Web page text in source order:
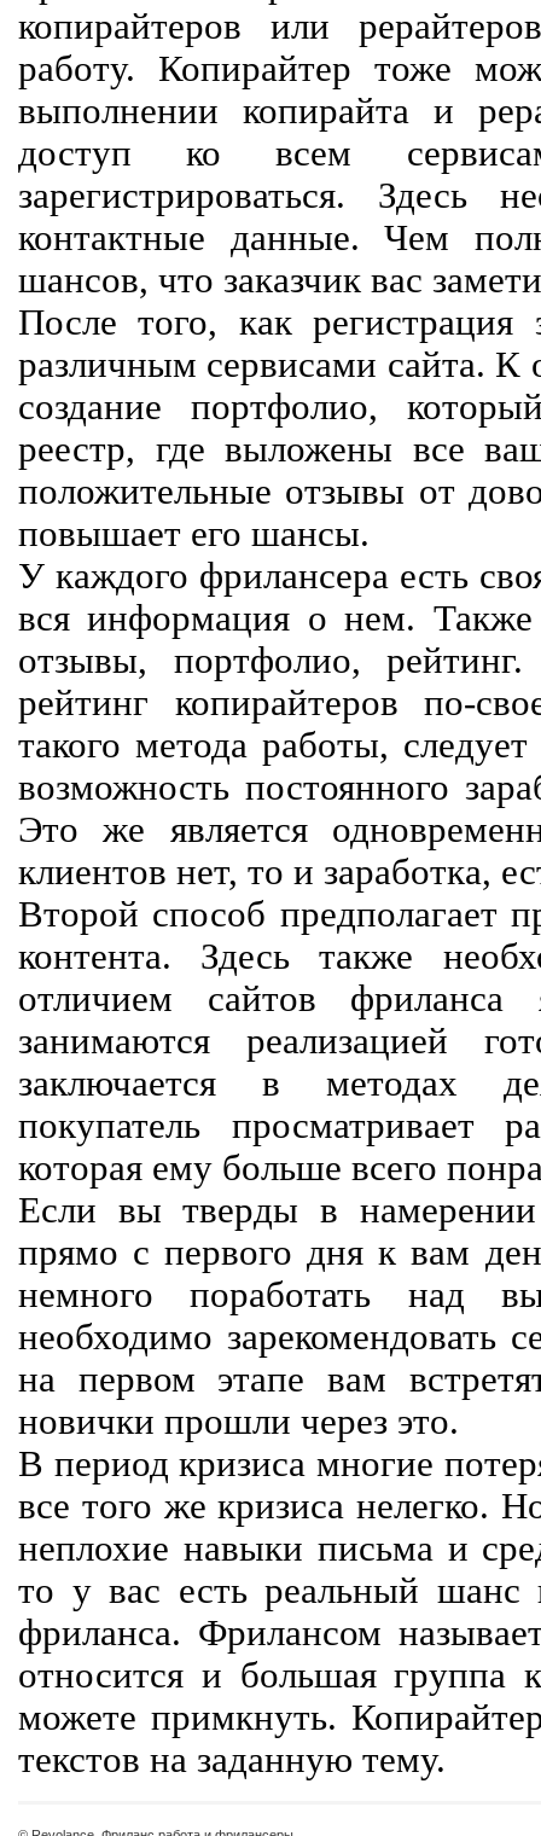
копирайтеров или
работу. Копирайтер тоже
выполнении копирайта и
доступ ко всем
зарегистрироваться. Здесь
контактные данные. Чем
шансов, что заказчик вас
После того, как регистрация
различным сервисами сайта. К
создание портфолио,
реестр, где выложены все
положительные отзывы от
повышает его шансы.
У каждого фрилансера есть
вся информация о нем. Также
отзывы, портфолио,
рейтинг копирайтеров по-
такого метода работы,
возможность постоянного
Это же является
клиентов нет, то и заработка,
Второй способ предполагает
контента. Здесь также
отличием сайтов
занимаются реализацией
заключается в методах
покупатель просматривает
которая ему больше всего
Если вы тверды в
прямо с первого дня к вам
немного поработать над
необходимо зарекомендовать
на первом этапе вам
новички прошли через это.
В период кризиса многие
все того же кризиса нелегко.
неплохие навыки письма и
то у вас есть реальный шанс
фриланса. Фрилансом
относится и большая группа
можете примкнуть.
текстов на заданную тему.